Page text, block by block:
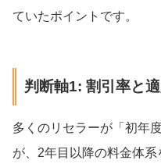
ていたポイントです。
判断軸1: 割引率と
多くのリセラーが「初年
が、2年目以降の料金体